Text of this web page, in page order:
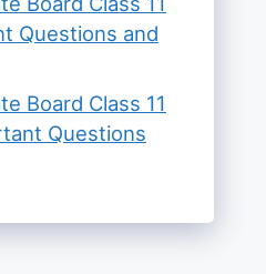
Questions and
Board Class 11
Questions